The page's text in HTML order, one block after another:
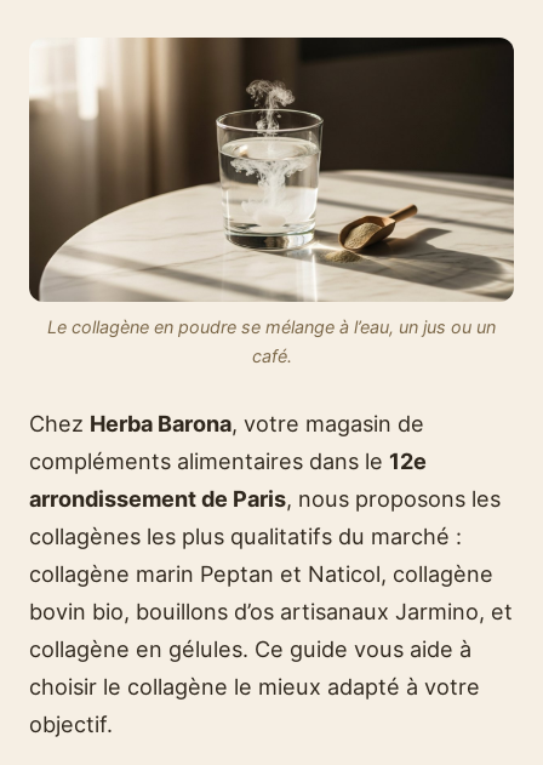
Le collagène en poudre se mélange à l’eau, un jus ou un
café.
Chez Herba Barona, votre magasin de
compléments alimentaires dans le 12e
arrondissement de Paris, nous proposons les
collagènes les plus qualitatifs du marché :
collagène marin Peptan et Naticol, collagène
bovin bio, bouillons d’os artisanaux Jarmino, et
collagène en gélules. Ce guide vous aide à
choisir le collagène le mieux adapté à votre
objectif.